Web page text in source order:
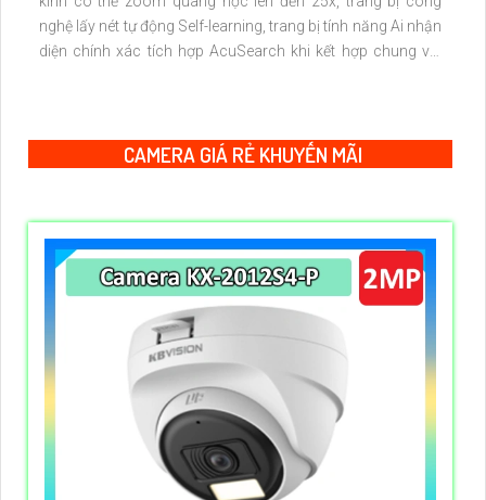
nghệ lấy nét tự động Self-learning, trang bị tính năng Ai nhận
diện chính xác tích hợp AcuSearch khi kết hợp chung với
CAMERA GIÁ RẺ KHUYẾN MÃI